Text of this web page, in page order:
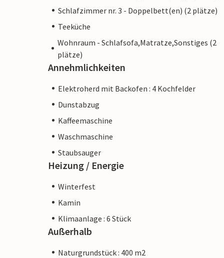
Schlafzimmer nr. 3 - Doppelbett(en) (2 plätze)
Teeküche
Wohnraum - Schlafsofa,Matratze,Sonstiges (2
plätze)
Annehmlichkeiten
Elektroherd mit Backofen : 4 Kochfelder
Dunstabzug
Kaffeemaschine
Waschmaschine
Staubsauger
Heizung / Energie
Winterfest
Kamin
Klimaanlage : 6 Stück
Außerhalb
Naturgrundstück : 400 m2